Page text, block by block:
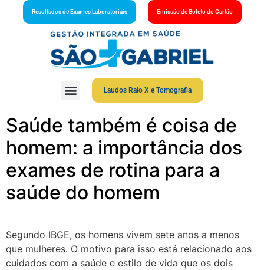
Resultados de Exames Laboratoriais Emissão de Boleto do Cartão
Laudos Raio X e Tomografia
Saúde também é coisa de
homem: a importância dos
exames de rotina para a
saúde do homem
Segundo IBGE, os homens vivem sete anos a menos
que mulheres. O motivo para isso está relacionado aos
cuidados com a saúde e estilo de vida que os dois